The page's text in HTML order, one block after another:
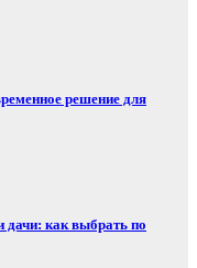
решение для
как выбрать по